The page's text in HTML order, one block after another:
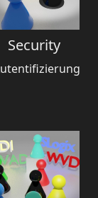
Security